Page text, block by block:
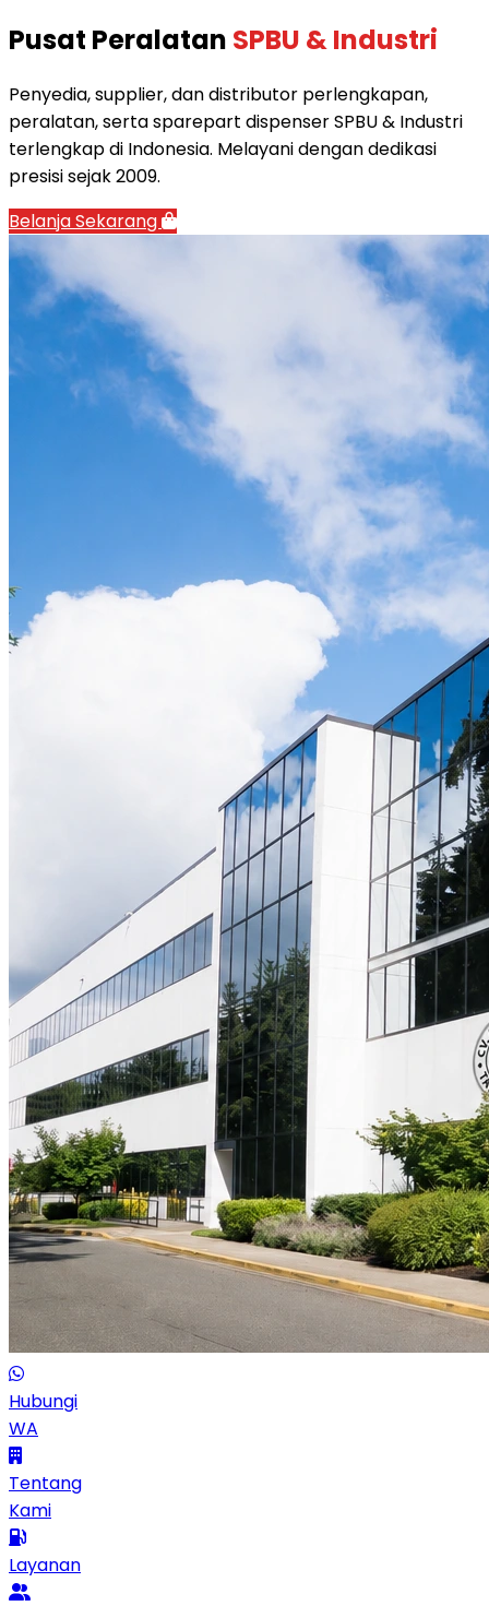
Pusat Peralatan SPBU & Industri
Penyedia, supplier, dan distributor perlengkapan,
peralatan, serta sparepart dispenser SPBU & Industri
terlengkap di Indonesia. Melayani dengan dedikasi
presisi sejak 2009.
Belanja Sekarang
Hubungi
WA
Tentang
Kami
Layanan